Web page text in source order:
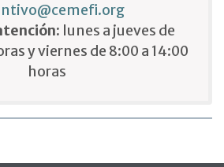
lunes a jueves de
y viernes de 8:00 a 14:00
horas